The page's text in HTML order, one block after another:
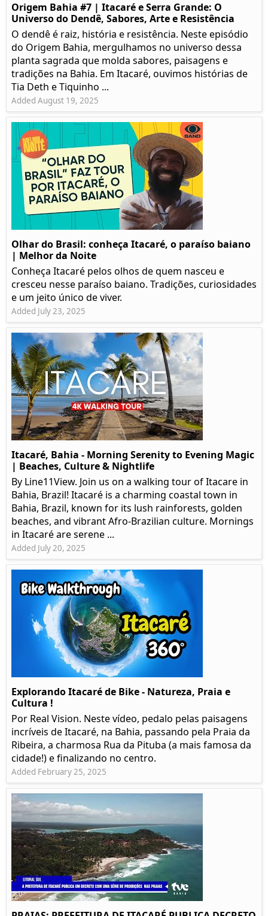
Origem Bahia #7 | Itacaré e Serra Grande: O
Universo do Dendê, Sabores, Arte e Resistência
O dendê é raiz, história e resistência. Neste episódio
do Origem Bahia, mergulhamos no universo dessa
planta sagrada que molda sabores, paisagens e
tradições na Bahia. Em Itacaré, ouvimos histórias de
Tia Deth e Tiquinho ...
Added August 19, 2025
Olhar do Brasil: conheça Itacaré, o paraíso baiano
| Melhor da Noite
Conheça Itacaré pelos olhos de quem nasceu e
cresceu nesse paraíso baiano. Tradições, curiosidades
e um jeito único de viver.
Added July 23, 2025
Itacaré, Bahia - Morning Serenity to Evening Magic
| Beaches, Culture & Nightlife
By Line11View. Join us on a walking tour of Itacare in
Bahia, Brazil! Itacaré is a charming coastal town in
Bahia, Brazil, known for its lush rainforests, golden
beaches, and vibrant Afro-Brazilian culture. Mornings
in Itacaré are serene ...
Added July 20, 2025
Explorando Itacaré de Bike - Natureza, Praia e
Cultura !
Por Real Vision. Neste vídeo, pedalo pelas paisagens
incríveis de Itacaré, na Bahia, passando pela Praia da
Ribeira, a charmosa Rua da Pituba (a mais famosa da
cidade!) e finalizando no centro.
Added February 25, 2025